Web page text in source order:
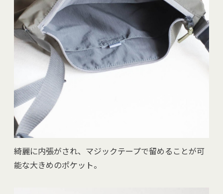
綺麗に内張がされ、マジックテープで留めることが可
能な大きめのポケット。